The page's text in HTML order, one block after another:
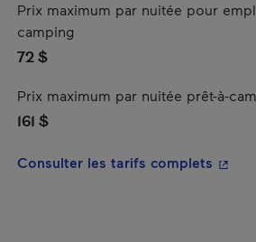
Prix maximum par nuitée pour
camping
72 $
Prix maximum par nuitée prêt-à-
161 $
Consulter les tarifs complets - Cet